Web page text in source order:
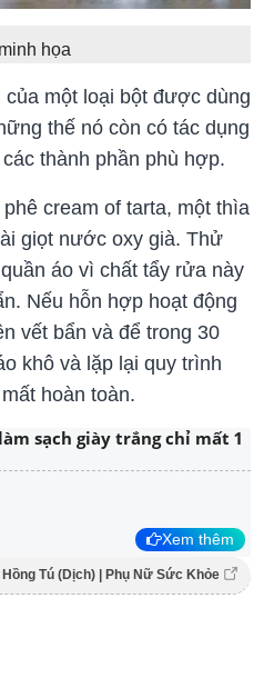
họa
một loại bột được dùng
thế nó còn có tác dụng
thành phần phù hợp.
cream of tarta, một thìa
giọt nước oxy già. Thử
áo vì chất tẩy rửa này
Nếu hỗn hợp hoạt động
vết bẩn và để trong 30
khô và lặp lại quy trình
hoàn toàn.
sạch giày trắng chỉ mất 1
Xem thêm
Hồng Tú (Dịch) | Phụ Nữ Sức Khỏe